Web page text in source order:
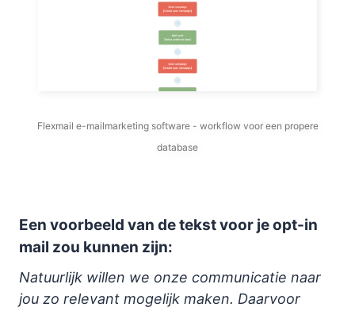
Flexmail e-mailmarketing software - workflow voor een propere
database
Een voorbeeld van de tekst voor je opt-in
mail zou kunnen zijn:
Natuurlijk willen we onze communicatie naar
jou zo relevant mogelijk maken. Daarvoor